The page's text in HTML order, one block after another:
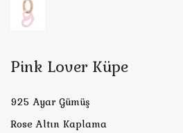
Pink Lover Küpe
925 Ayar Gümüş
Rose Altın Kaplama